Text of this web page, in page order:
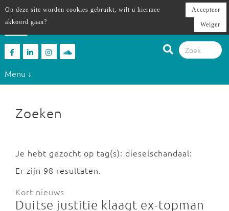
Menu ↓
Zoeken
Je hebt gezocht op tag(s): dieselschandaal:
Er zijn 98 resultaten.
Kort nieuws
Duitse justitie klaagt ex-topman
Op deze site worden cookies gebruikt, wilt u hiermee
akkoord gaan?
Accepteer
Weiger